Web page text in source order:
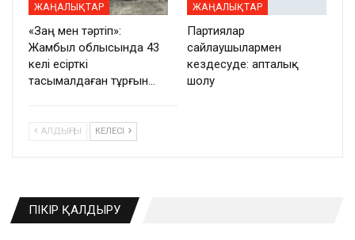
ЖАҢАЛЫҚТАР
«Заң мен тәртіп»:
Жамбыл облысында 43
келі есірткі
тасымалдаған тұрғын…
ЖАҢАЛЫҚТАР
Партиялар
сайлаушылармен
кездесуде: апталық
шолу
АЛДЫҢҒЫ КЕЛЕСІ
ПІКІР ҚАЛДЫРУ